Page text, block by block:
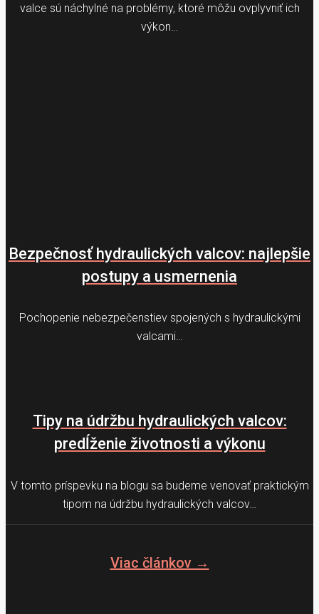
valce sú náchylné na problémy, ktoré môžu ovplyvniť ich
výkon…
Bezpečnosť hydraulických valcov: najlepšie
postupy a usmernenia
Pochopenie nebezpečenstiev spojených s hydraulickými
valcami…
Tipy na údržbu hydraulických valcov:
predĺženie životnosti a výkonu
V tomto príspevku na blogu sa budeme venovať praktickým
tipom na údržbu hydraulických valcov…
Viac článkov →